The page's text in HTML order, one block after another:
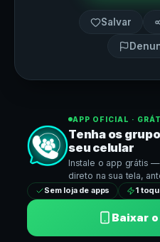
Salvar
APP OFICIAL ·
Tenha os
seu celular
Instale o app grátis
direto na sua tela,
Sem loja de apps 1
Baixar